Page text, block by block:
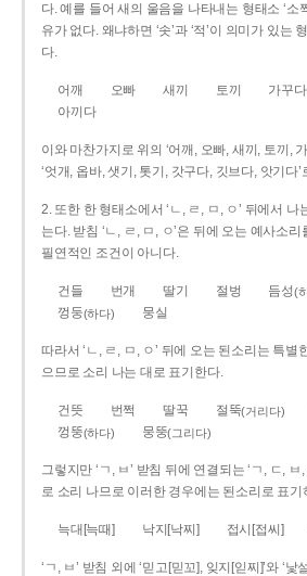
다. 예를 들어 새의 울음을 나타내는 형태소 ‘소
유가 없다. 왜냐하면 ‘솟’과 ‘적’이 의미가 있는
다.
어깨 오빠 새끼 토끼 가꾸다
아끼다
이와 마찬가지로 위의 ‘어깨, 오빠, 새끼, 토끼,
‘엇개, 옵바, 샛기, 톳기, 갓구다, 깃브다, 앗기다
2. 또한 한 형태소에서 ‘ㄴ, ㄹ, ㅁ, ㅇ’ 뒤에서 나
는다. 받침 ‘ㄴ, ㄹ, ㅁ, ㅇ’은 뒤에 오는 예사소
필연적인 조건이 아니다.
건들 번개 딸기 절벙 듬성(
껑둥(하다) 뭉실
따라서 ‘ㄴ, ㄹ, ㅁ, ㅇ’ 뒤에 오는 된소리는 특별
으므로 소리 나는 대로 표기한다.
건뜻 번쩍 딸꾹 절뚝(거리다)
껑뚱(하다) 뭉뚱(그리다)
그렇지만 ‘ㄱ, ㅂ’ 받침 뒤에 연결되는 ‘ㄱ, ㄷ, ㅂ
로 소리 나므로 이러한 경우에는 된소리로 표기
늑대[늑때] 낙지[낙찌] 접시[접씨]
‘ㄱ, ㅂ’ 받침 외에 ‘믿고[믿꼬], 잊지[읻찌]’와 ‘낯